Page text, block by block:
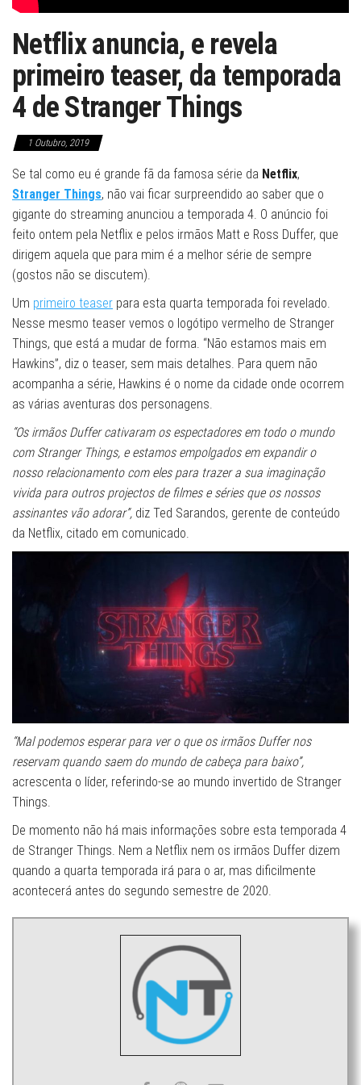
Netflix anuncia, e revela
primeiro teaser, da temporada
4 de Stranger Things
1 Outubro, 2019
Se tal como eu é grande fã da famosa série da Netflix,
Stranger Things, não vai ficar surpreendido ao saber que o
gigante do streaming anunciou a temporada 4. O anúncio foi
feito ontem pela Netflix e pelos irmãos Matt e Ross Duffer, que
dirigem aquela que para mim é a melhor série de sempre
(gostos não se discutem).
Um primeiro teaser para esta quarta temporada foi revelado.
Nesse mesmo teaser vemos o logótipo vermelho de Stranger
Things, que está a mudar de forma. “Não estamos mais em
Hawkins”, diz o teaser, sem mais detalhes. Para quem não
acompanha a série, Hawkins é o nome da cidade onde ocorrem
as várias aventuras dos personagens.
“Os irmãos Duffer cativaram os espectadores em todo o mundo
com Stranger Things, e estamos empolgados em expandir o
nosso relacionamento com eles para trazer a sua imaginação
vivida para outros projectos de filmes e séries que os nossos
assinantes vão adorar”, diz Ted Sarandos, gerente de conteúdo
da Netflix, citado em comunicado.
“Mal podemos esperar para ver o que os irmãos Duffer nos
reservam quando saem do mundo de cabeça para baixo”,
acrescenta o líder, referindo-se ao mundo invertido de Stranger
Things.
De momento não há mais informações sobre esta temporada 4
de Stranger Things. Nem a Netflix nem os irmãos Duffer dizem
quando a quarta temporada irá para o ar, mas dificilmente
acontecerá antes do segundo semestre de 2020.